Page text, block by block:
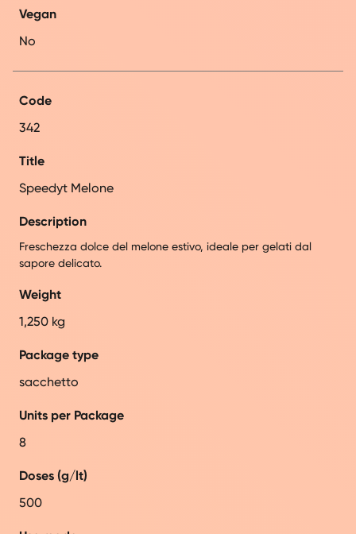
Vegan
No
Code
342
Title
Speedyt Melone
Description
Freschezza dolce del melone estivo, ideale per gelati dal
sapore delicato.
Weight
1,250 kg
Package type
sacchetto
Units per Package
8
Doses (g/lt)
500